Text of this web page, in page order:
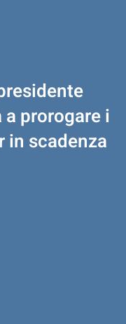
prorogare i
scadenza